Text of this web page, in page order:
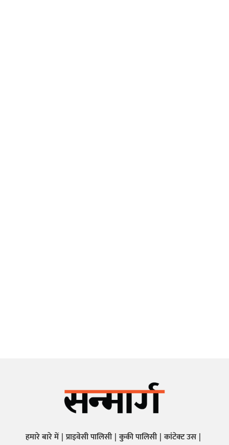
हमारे बारे में प्राइवेसी पालिसी कुकी पालिसी कांटेक्ट उस